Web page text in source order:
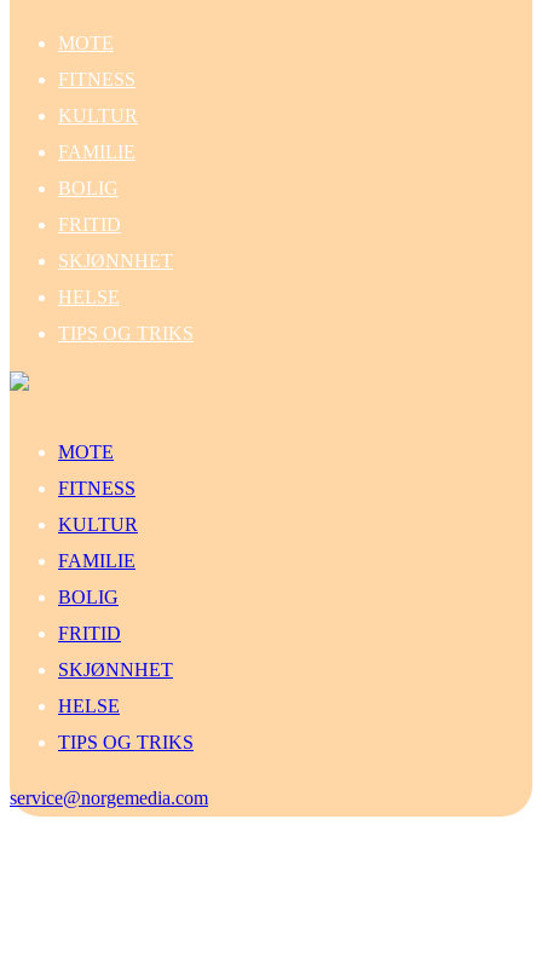
MOTE
FITNESS
KULTUR
FAMILIE
BOLIG
FRITID
SKJØNNHET
HELSE
TIPS OG TRIKS
MOTE
FITNESS
KULTUR
FAMILIE
BOLIG
FRITID
SKJØNNHET
HELSE
TIPS OG TRIKS
service@norgemedia.com